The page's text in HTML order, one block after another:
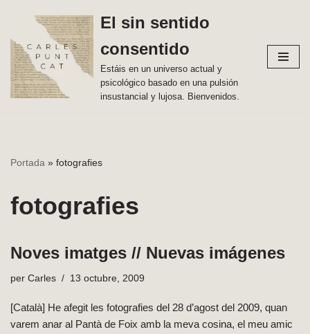
Vés
al
contingut
El sin sentido
consentido
Estáis en un universo actual y
psicológico basado en una pulsión
insustancial y lujosa. Bienvenidos.
Portada » fotografies
fotografies
Noves imatges // Nuevas imágenes
per Carles 13 octubre, 2009
[Català] He afegit les fotografies del 28 d’agost del 2009, quan
varem anar al Pantà de Foix amb la meva cosina, el meu amic